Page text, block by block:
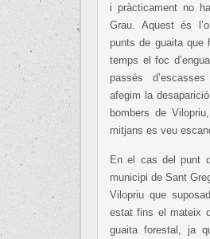
i pràcticament no
Grau. Aquest és
punts de guaita que
temps el foc
passés
afegim la
bombers de
mitjans es veu
En el cas del punt
municipi de Sant
Vilopriu que
estat fins el mateix
guaita forestal, ja